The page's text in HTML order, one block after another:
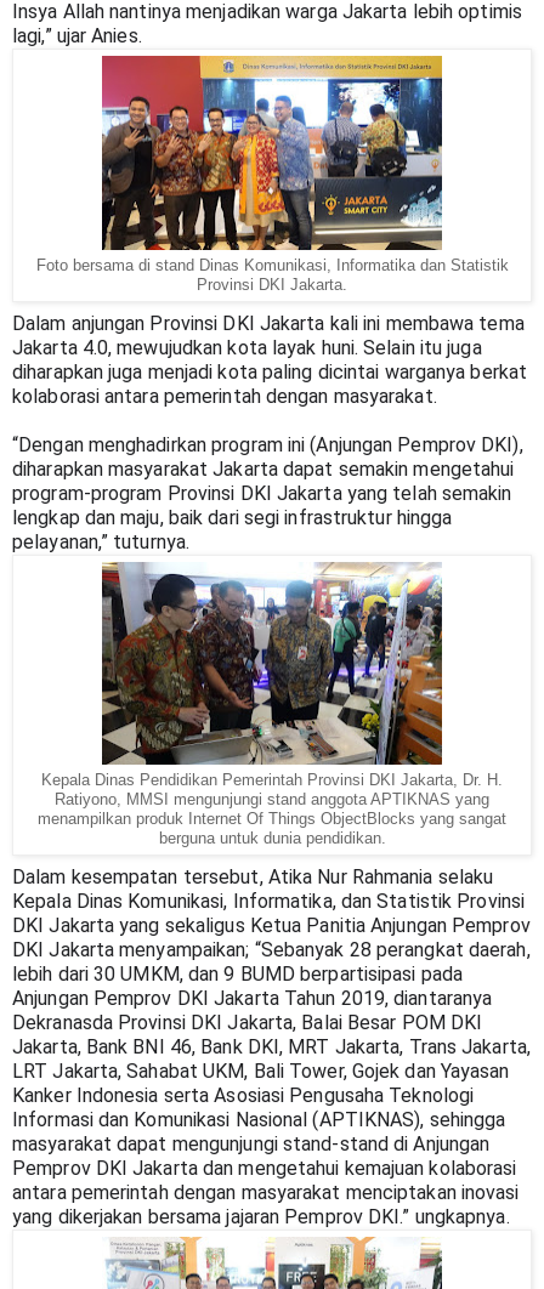
Insya Allah nantinya menjadikan warga Jakarta lebih optimis
lagi,” ujar Anies.
Foto bersama di stand Dinas Komunikasi, Informatika dan Statistik
Provinsi DKI Jakarta.
Dalam anjungan Provinsi DKI Jakarta kali ini membawa tema
Jakarta 4.0, mewujudkan kota layak huni. Selain itu juga
diharapkan juga menjadi kota paling dicintai warganya berkat
kolaborasi antara pemerintah dengan masyarakat.
“Dengan menghadirkan program ini (Anjungan Pemprov DKI),
diharapkan masyarakat Jakarta dapat semakin mengetahui
program-program Provinsi DKI Jakarta yang telah semakin
lengkap dan maju, baik dari segi infrastruktur hingga
pelayanan,” tuturnya.
Kepala Dinas Pendidikan Pemerintah Provinsi DKI Jakarta, Dr. H.
Ratiyono, MMSI mengunjungi stand anggota APTIKNAS yang
menampilkan produk Internet Of Things ObjectBlocks yang sangat
berguna untuk dunia pendidikan.
Dalam kesempatan tersebut, Atika Nur Rahmania selaku
Kepala Dinas Komunikasi, Informatika, dan Statistik Provinsi
DKI Jakarta yang sekaligus Ketua Panitia Anjungan Pemprov
DKI Jakarta menyampaikan; “Sebanyak 28 perangkat daerah,
lebih dari 30 UMKM, dan 9 BUMD berpartisipasi pada
Anjungan Pemprov DKI Jakarta Tahun 2019, diantaranya
Dekranasda Provinsi DKI Jakarta, Balai Besar POM DKI
Jakarta, Bank BNI 46, Bank DKI, MRT Jakarta, Trans Jakarta,
LRT Jakarta, Sahabat UKM, Bali Tower, Gojek dan Yayasan
Kanker Indonesia serta Asosiasi Pengusaha Teknologi
Informasi dan Komunikasi Nasional (APTIKNAS), sehingga
masyarakat dapat mengunjungi stand-stand di Anjungan
Pemprov DKI Jakarta dan mengetahui kemajuan kolaborasi
antara pemerintah dengan masyarakat menciptakan inovasi
yang dikerjakan bersama jajaran Pemprov DKI.” ungkapnya.